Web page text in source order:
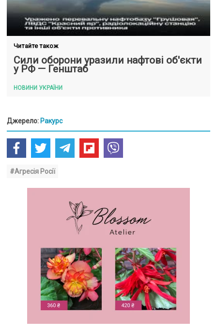
Читайте також
Сили оборони уразили нафтові об'єкти
у РФ — Генштаб
НОВИНИ УКРАЇНИ
Джерело: Ракурс
#Агресія Росії